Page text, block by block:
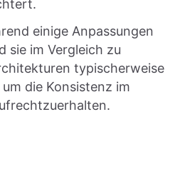
einige Anpassungen
sie im Vergleich zu
typischerweise
die Konsistenz im